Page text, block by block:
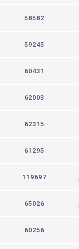
58582
59245
60431
62003
62315
61295
119697
65026
60256